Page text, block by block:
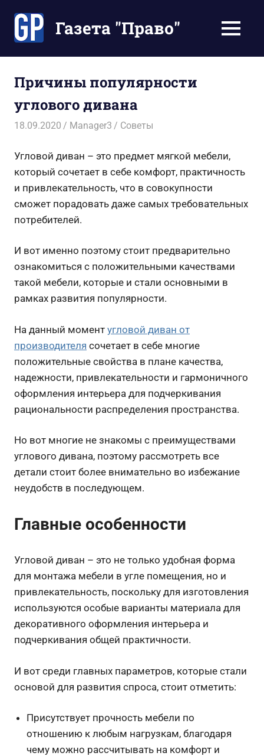
содержимомуГазета "Право"
Ваше
время
МЕНЮ
Причины популярности
углового дивана
18.09.2020 Manager3 Советы
Угловой диван – это предмет мягкой мебели,
который сочетает в себе комфорт, практичность
и привлекательность, что в совокупности
сможет порадовать даже самых требовательных
потребителей.
И вот именно поэтому стоит предварительно
ознакомиться с положительными качествами
такой мебели, которые и стали основными в
рамках развития популярности.
На данный момент угловой диван от
производителя сочетает в себе многие
положительные свойства в плане качества,
надежности, привлекательности и гармоничного
оформления интерьера для подчеркивания
рациональности распределения пространства.
Но вот многие не знакомы с преимуществами
углового дивана, поэтому рассмотреть все
детали стоит более внимательно во избежание
неудобств в последующем.
Главные особенности
Угловой диван – это не только удобная форма
для монтажа мебели в угле помещения, но и
привлекательность, поскольку для изготовления
используются особые варианты материала для
декоративного оформления интерьера и
подчеркивания общей практичности.
И вот среди главных параметров, которые стали
основой для развития спроса, стоит отметить:
Присутствует прочность мебели по
отношению к любым нагрузкам, благодаря
чему можно рассчитывать на комфорт и